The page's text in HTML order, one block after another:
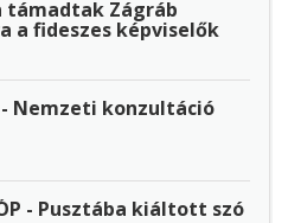
támadtak Zágráb
a fideszes képviselők
- Nemzeti konzultáció
- Pusztába kiáltott szó